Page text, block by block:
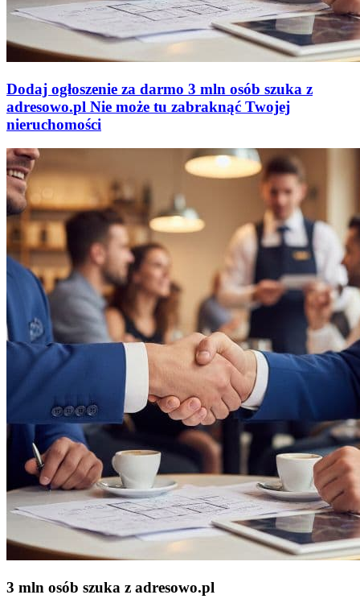
Dodaj ogłoszenie za darmo 3 mln osób szuka z
adresowo.pl Nie może tu zabraknąć Twojej
nieruchomości
3 mln osób szuka z adresowo.pl